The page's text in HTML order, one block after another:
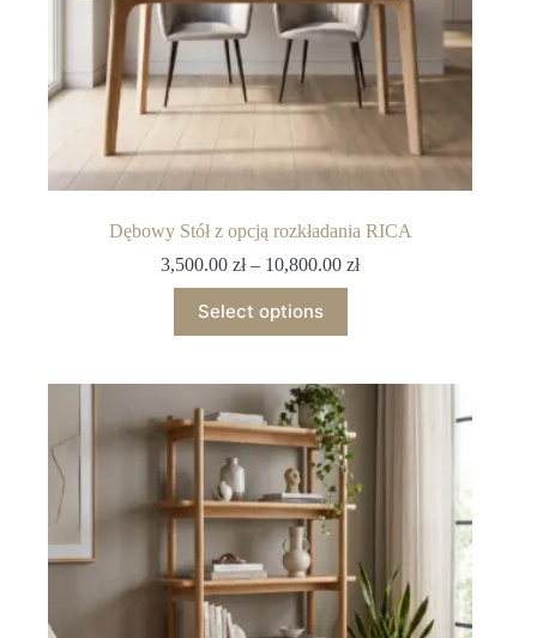
Dębowy Stół z opcją rozkładania RICA
3,500.00zł – 10,800.00zł
Select options